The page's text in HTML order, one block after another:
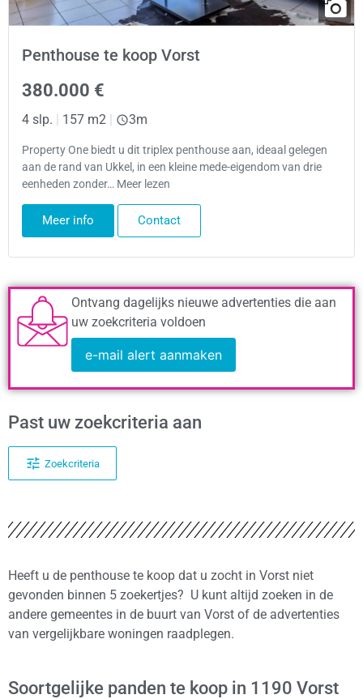
Penthouse te koop Vorst
380.000 €
4 slp. | 157 m2 | 3m
Property One biedt u dit triplex penthouse aan, ideaal gelegen
aan de rand van Ukkel, in een kleine mede-eigendom van drie
eenheden zonder… Meer lezen
Meer info Contact
Ontvang dagelijks nieuwe advertenties die aan
uw zoekcriteria voldoen
e-mail alert aanmaken
Past uw zoekcriteria aan
Zoekcriteria
Heeft u de penthouse te koop dat u zocht in Vorst niet
gevonden binnen 5 zoekertjes? U kunt altijd zoeken in de
andere gemeentes in de buurt van Vorst of de advertenties
van vergelijkbare woningen raadplegen.
Soortgelijke panden te koop in 1190 Vorst